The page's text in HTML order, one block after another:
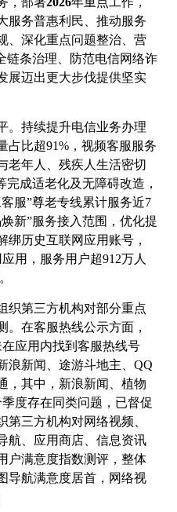
服务普惠利民、推动服务
、深化重点问题整治、营
链条治理、防范电信网络诈
展迈出更大步伐提供坚实
。持续提升电信业务办理
占比超91%，视频客服服务
老年人、残疾人生活密切
成适老化及无障碍改造，
服”尊老专线累计服务近7
新”服务接入范围，优化提
绑历史互联网应用账号，
用，服务用户超912万人
织第三方机构对部分重点
。在客服热线公示方面，
应用内找到客服热线号
浪新闻、途游斗地主、QQ
，其中，新浪新闻、植物
度存在同类问题，已督促
三方机构对网络视频、
航、应用商店、信息资讯
户满意度指数测评，整体
导航满意度居首，网络视